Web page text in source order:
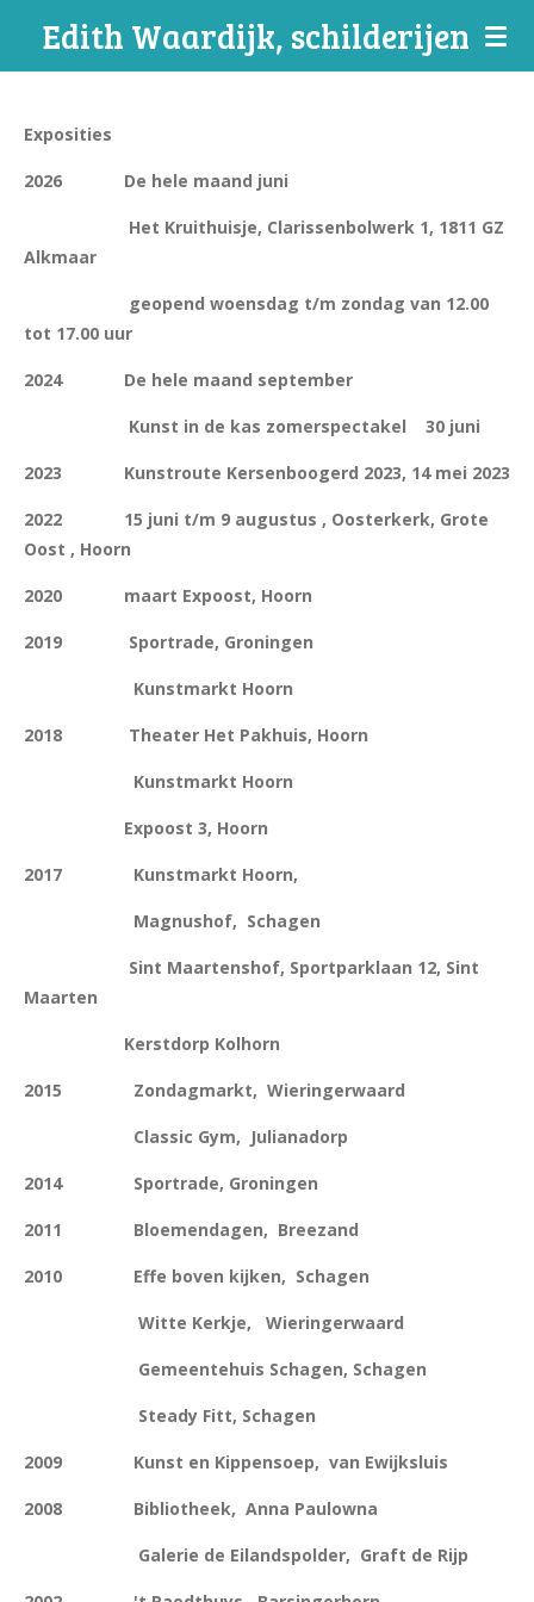
direct
hoofdinhoud
Edith Waardijk, schilderijen
Exposities
2026 De hele maand juni
Het Kruithuisje, Clarissenbolwerk 1, 1811 GZ
Alkmaar
geopend woensdag t/m zondag van 12.00
tot 17.00 uur
2024 De hele maand september
Kunst in de kas zomerspectakel 30 juni
2023 Kunstroute Kersenboogerd 2023, 14 mei 2023
2022 15 juni t/m 9 augustus , Oosterkerk, Grote
Oost , Hoorn
2020 maart Expoost, Hoorn
2019 Sportrade, Groningen
Kunstmarkt Hoorn
2018 Theater Het Pakhuis, Hoorn
Kunstmarkt Hoorn
Expoost 3, Hoorn
2017 Kunstmarkt Hoorn,
Magnushof, Schagen
Sint Maartenshof, Sportparklaan 12, Sint
Maarten
Kerstdorp Kolhorn
2015 Zondagmarkt, Wieringerwaard
Classic Gym, Julianadorp
2014 Sportrade, Groningen
2011 Bloemendagen, Breezand
2010 Effe boven kijken, Schagen
Witte Kerkje, Wieringerwaard
Gemeentehuis Schagen, Schagen
Steady Fitt, Schagen
2009 Kunst en Kippensoep, van Ewijksluis
2008 Bibliotheek, Anna Paulowna
Galerie de Eilandspolder, Graft de Rijp